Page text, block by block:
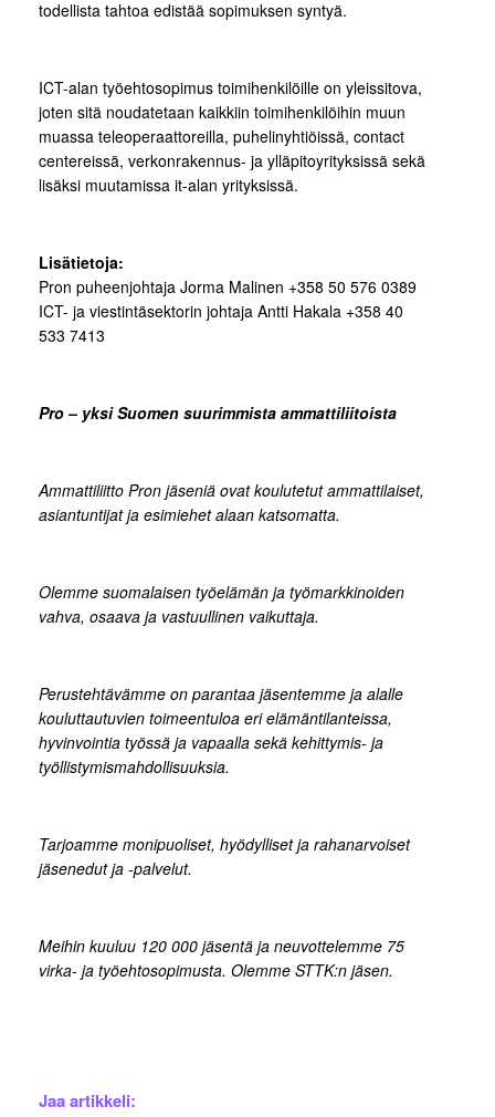
todellista tahtoa edistää sopimuksen syntyä.
ICT-alan työehtosopimus toimihenkilöille on yleissitova,
joten sitä noudatetaan kaikkiin toimihenkilöihin muun
muassa teleoperaattoreilla, puhelinyhtiöissä, contact
centereissä, verkonrakennus- ja ylläpitoyrityksissä sekä
lisäksi muutamissa it-alan yrityksissä.
Lisätietoja:
Pron puheenjohtaja Jorma Malinen +358 50 576 0389
ICT- ja viestintäsektorin johtaja Antti Hakala +358 40
533 7413
Pro – yksi Suomen suurimmista ammattiliitoista
Ammattiliitto Pron jäseniä ovat koulutetut ammattilaiset,
asiantuntijat ja esimiehet alaan katsomatta.
Olemme suomalaisen työelämän ja työmarkkinoiden
vahva, osaava ja vastuullinen vaikuttaja.
Perustehtävämme on parantaa jäsentemme ja alalle
kouluttautuvien toimeentuloa eri elämäntilanteissa,
hyvinvointia työssä ja vapaalla sekä kehittymis- ja
työllistymismahdollisuuksia.
Tarjoamme monipuoliset, hyödylliset ja rahanarvoiset
jäsenedut ja -palvelut.
Meihin kuuluu 120 000 jäsentä ja neuvottelemme 75
virka- ja työehtosopimusta. Olemme STTK:n jäsen.
Jaa artikkeli: